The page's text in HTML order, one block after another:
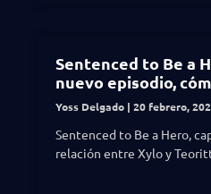
Sentenced to Be a
nuevo episodio,
Yoss Delgado 20 febrero,
Sentenced to Be a Hero,
relación entre Xylo y